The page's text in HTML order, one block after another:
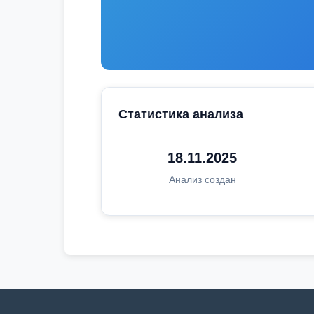
Статистика анализа
18.11.2025
Анализ создан